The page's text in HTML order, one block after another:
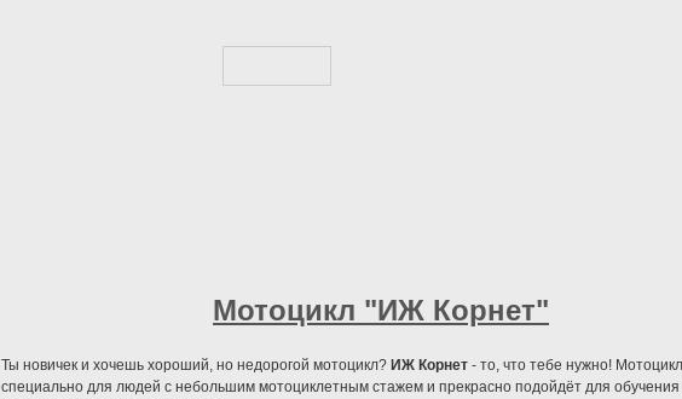
Мотоцикл "ИЖ Корнет"
Ты новичек и хочешь хороший, но недорогой мотоцикл? ИЖ Корнет - то, что тебе нужно!
специально для людей с небольшим мотоциклетным стажем и прекрасно подойдёт для